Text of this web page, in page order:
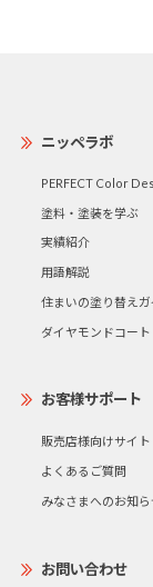
ニッペラボ
PERFECT Color
塗料・塗装を学ぶ
実績紹介
用語解説
住まいの塗り替えガ
ダイヤモンドコート
お客様サポート
販売店様向けサイト
よくあるご質問
みなさまへのお知ら
お問い合わせ